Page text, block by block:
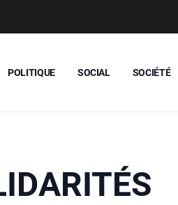
POLITIQUE SOCIAL SOCIÉTÉ